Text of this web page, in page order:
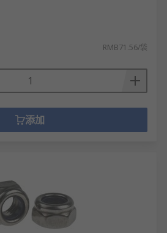
RMB71.56/袋
添加